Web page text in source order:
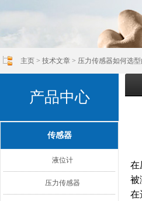
主页 > 技术文章 > 压力传感器如何选
产品中心
传感器
液位计
压力传感器
在
被
在